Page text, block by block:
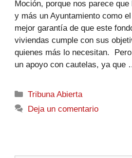
Moción, porque nos parece
y más un Ayuntamiento como
mejor garantía de que este
viviendas cumple con sus
quienes más lo necesitan.
un apoyo con cautelas, ya que
Tribuna Abierta
Deja un comentario